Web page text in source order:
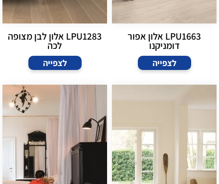
LPU1663 אלון אפור
דומניקנו
לצפייה
LPU1283 אלון לבן מצופה
לכה
לצפייה